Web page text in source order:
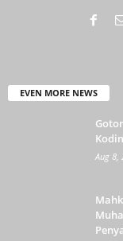
EVEN MORE NEWS
Aug 8,